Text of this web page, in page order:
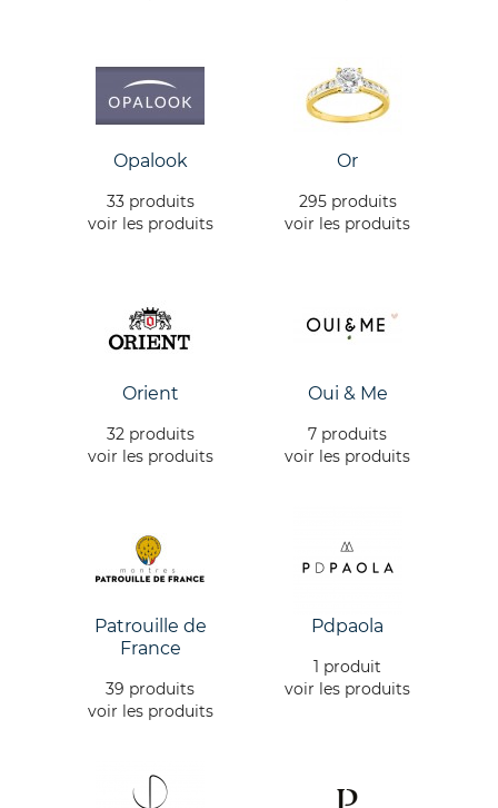
Opalook
33 produits
voir les produits
Or
295 produits
voir les produits
Orient
32 produits
voir les produits
Oui & Me
7 produits
voir les produits
Patrouille de
France
39 produits
voir les produits
Pdpaola
1 produit
voir les produits